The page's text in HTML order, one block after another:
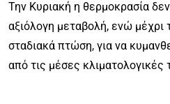
Την Κυριακή η θερμοκρασία
αξιόλογη μεταβολή, ενώ μέχρι
σταδιακά πτώση, για να
από τις μέσες κλιματολογικές